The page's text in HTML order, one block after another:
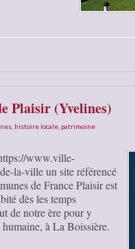
Plaisir (Yvelines)
histoire locale patrimoine
www.ville-
la-ville un site référencé
de France Plaisir est
dès les temps
de notre ère pour y
humaine, à La Boissière.